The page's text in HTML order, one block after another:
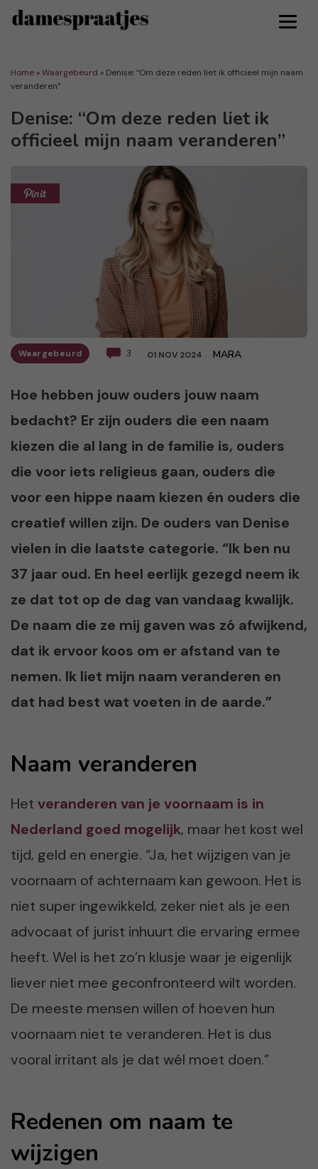
Home »Waargebeurd » Denise: “Om deze reden liet ik officieel mijn naam
veranderen”
Denise: “Om deze reden liet ik
officieel mijn naam veranderen”
Waargebeurd 3 01 NOV 2024 MARA
Hoe hebben jouw ouders jouw naam
bedacht? Er zijn ouders die een naam
kiezen die al lang in de familie is, ouders
die voor iets religieus gaan, ouders die
voor een hippe naam kiezen én ouders die
creatief willen zijn. De ouders van Denise
vielen in die laatste categorie. “Ik ben nu
37 jaar oud. En heel eerlijk gezegd neem ik
ze dat tot op de dag van vandaag kwalijk.
De naam die ze mij gaven was zó afwijkend,
dat ik ervoor koos om er afstand van te
nemen. Ik liet mijn naam veranderen en
dat had best wat voeten in de aarde.”
Naam veranderen
Het veranderen van je voornaam is in
Nederland goed mogelijk, maar het kost wel
tijd, geld en energie. “Ja, het wijzigen van je
voornaam of achternaam kan gewoon. Het is
niet super ingewikkeld, zeker niet als je een
advocaat of jurist inhuurt die ervaring ermee
heeft. Wel is het zo’n klusje waar je eigenlijk
liever niet mee geconfronteerd wilt worden.
De meeste mensen willen of hoeven hun
voornaam niet te veranderen. Het is dus
vooral irritant als je dat wél moet doen.”
Redenen om naam te
wijzigen